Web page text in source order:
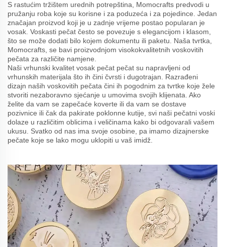
S rastućim tržištem urednih potrepština, Momocrafts predvodi u
pružanju roba koje su korisne i za poduzeća i za pojedince. Jedan
značajan proizvod koji je u zadnje vrijeme postao popularan je
vosak. Voskasti pečat često se povezuje s elegancijom i klasom,
što se može dodati bilo kojem dokumentu ili paketu. Naša tvrtka,
Momocrafts, se bavi proizvodnjom visokokvalitetnih voskovitih
pečata za različite namjene.
Naši vrhunski kvalitet vosak pečat pečat su napravljeni od
vrhunskih materijala što ih čini čvrsti i dugotrajan. Razrađeni
dizajn naših voskovitih pečata čini ih pogodnim za tvrtke koje žele
stvoriti nezaboravno sjećanje u umovima svojih klijenata. Ako
želite da vam se zapečaće koverte ili da vam se dostave
pozivnice ili čak da pakirate poklonne kutije, svi naši pečatni voski
dolaze u različitim oblicima i veličinama kako bi odgovarali vašem
ukusu. Svatko od nas ima svoje osobine, pa imamo dizajnerske
pečate koje se lako mogu uklopiti u vaš imidž.